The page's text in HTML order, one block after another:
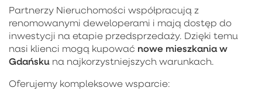
Partnerzy Nieruchomości współpracują z
renomowanymi deweloperami i mają dostęp do
inwestycji na etapie przedsprzedaży. Dzięki temu
nasi klienci mogą kupować nowe mieszkania w
Gdańsku na najkorzystniejszych warunkach.
Oferujemy kompleksowe wsparcie: